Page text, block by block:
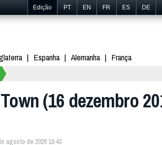
Edição PT EN FR ES DE
Espanha Alemanha
França
(16 dezembro
agosto de 2026 19:43